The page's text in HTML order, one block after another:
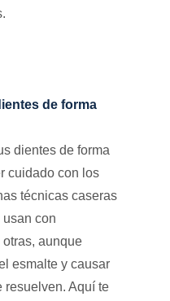
de forma
dientes de forma
cuidado con los
técnicas caseras
con
aunque
esmalte y causar
resuelven. Aquí te